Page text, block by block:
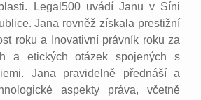
Legal500 uvádí Janu v Síni
Jana rovněž získala prestižní
roku a Inovativní právník roku za
a etických otázek spojených s
Jana pravidelně přednáší a
aspekty práva, včetně